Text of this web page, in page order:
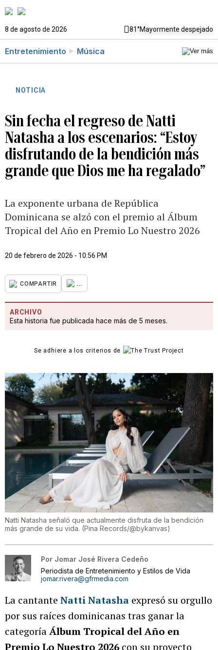
8 de agosto de 2026 81°Mayormente despejado
Entretenimiento Música
NOTICIA
Sin fecha el regreso de Natti
Natasha a los escenarios: “Estoy
disfrutando de la bendición más
grande que Dios me ha regalado”
La exponente urbana de República
Dominicana se alzó con el premio al Álbum
Tropical del Año en Premio Lo Nuestro 2026
20 de febrero de 2026 - 10:56 PM
COMPARTIR ...
ARCHIVO
Esta historia fue publicada hace más de 5 meses.
Se adhiere a los criterios de
Natti Natasha señaló que actualmente disfruta de la bendición
más grande de su vida. (Pina Records/@bykanvas)
Por Jomar José Rivera Cedeño
Periodista de Entretenimiento y Estilos de Vida
jomar.rivera@gfrmedia.com
La cantante Natti Natasha expresó su orgullo
por sus raíces dominicanas tras ganar la
categoríaÁlbum Tropical del Año en
Premio Lo Nuestro 2026 con su proyecto